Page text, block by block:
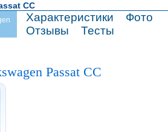
ПРОДАЖА
CC
Характеристики
Фото
Отзывы
Тесты
Passat CC